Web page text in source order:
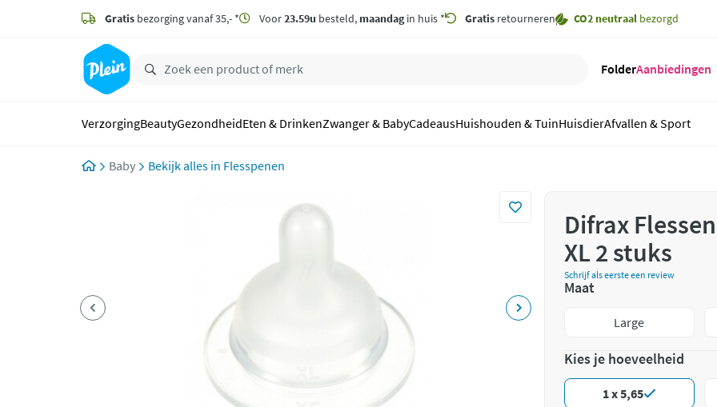
zoeken
hoofdinhoud
Gratis bezorging vanaf 35,- * Voor23.59u besteld, maandagin huis * Gratis retourneren CO2 neutraal bezorgd
FolderAanbiedingen
VerzorgingBeautyGezondheidEten & DrinkenZwanger & BabyCadeausHuishouden & TuinHuisdierAfvallen & Sport
Baby Flesspenen
Difrax
XL 2 stuks
Schrijf als eerste een review
Maat
Large
Kies je hoeveelheid
1 x 5,65